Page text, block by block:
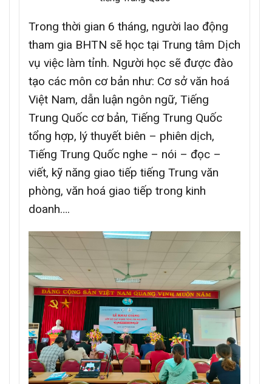
Trong thời gian 6 tháng, người lao động
tham gia BHTN sẽ học tại Trung tâm Dịch
vụ việc làm tỉnh. Người học sẽ được đào
tạo các môn cơ bản như: Cơ sở văn hoá
Việt Nam, dẫn luận ngôn ngữ, Tiếng
Trung Quốc cơ bản, Tiếng Trung Quốc
tổng hợp, lý thuyết biên – phiên dịch,
Tiếng Trung Quốc nghe – nói – đọc –
viết, kỹ năng giao tiếp tiếng Trung văn
phòng, văn hoá giao tiếp trong kinh
doanh….